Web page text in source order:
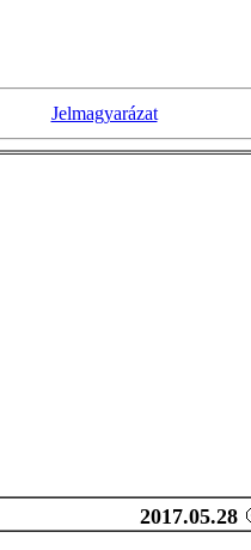
Jelmagyarázat
2017.05.28